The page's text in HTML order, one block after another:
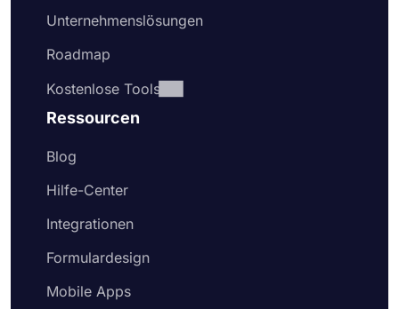
Unternehmenslösungen
Roadmap
Kostenlose Tools
Ressourcen
Blog
Hilfe-Center
Integrationen
Formulardesign
Mobile Apps